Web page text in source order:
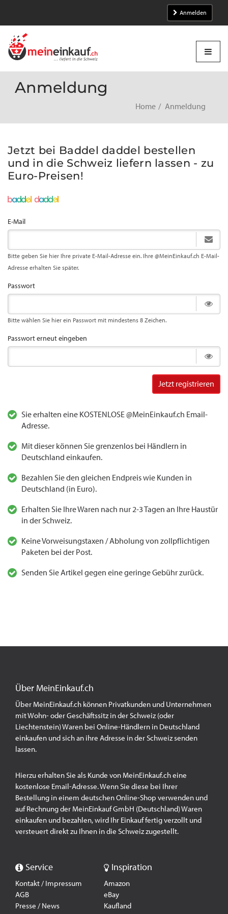
Anmelden
Anmeldung
Home Anmeldung
Jetzt bei Baddel daddel bestellen
und in die Schweiz liefern lassen - zu
Euro-Preisen!
E-Mail
Bitte geben Sie hier Ihre private E-Mail-Adresse ein. Ihre @MeinEinkauf.ch E-Mail-
Adresse erhalten Sie später.
Passwort
Bitte wählen Sie hier ein Passwort mit mindestens 8 Zeichen.
Passwort erneut eingeben
Jetzt registrieren
Sie erhalten eine KOSTENLOSE @MeinEinkauf.ch Email-
Adresse.
Mit dieser können Sie grenzenlos bei Händlern in
Deutschland einkaufen.
Bezahlen Sie den gleichen Endpreis wie Kunden in
Deutschland (in Euro).
Erhalten Sie Ihre Waren nach nur 2-3 Tagen an Ihre Haustür
in der Schweiz.
Keine Vorweisungstaxen / Abholung von zollpflichtigen
Paketen bei der Post.
Senden Sie Artikel gegen eine geringe Gebühr zurück.
Über MeinEinkauf.ch
Über MeinEinkauf.ch können Privatkunden und Unternehmen
mit Wohn- oder Geschäftssitz in der Schweiz (oder
Liechtenstein) Waren bei Online-Händlern in Deutschland
einkaufen und sich an ihre Adresse in der Schweiz senden
lassen.
Hierzu erhalten Sie als Kunde von MeinEinkauf.ch eine
kostenlose Email-Adresse. Wenn Sie diese bei Ihrer
Bestellung in einem deutschen Online-Shop verwenden und
auf Rechnung der MeinEinkauf GmbH (Deutschland) Waren
einkaufen und bezahlen, wird Ihr Einkauf fertig verzollt und
versteuert direkt zu Ihnen in die Schweiz zugestellt.
Service
Kontakt / Impressum
AGB
Presse / News
Inspiration
Amazon
eBay
Kaufland